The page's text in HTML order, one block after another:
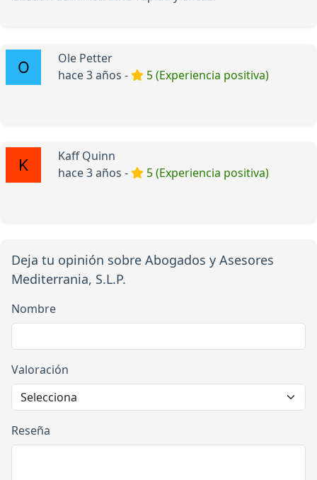
Ole Petter
hace 3 años -
5 (Experiencia positiva)
Kaff Quinn
hace 3 años -
5 (Experiencia positiva)
Deja tu opinión sobre Abogados y Asesores
Mediterrania, S.L.P.
Nombre
Valoración
Reseña